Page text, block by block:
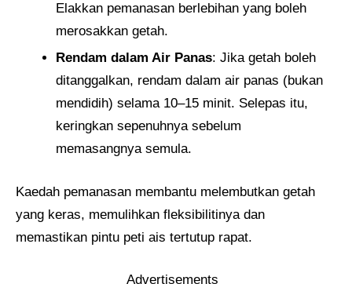
Elakkan pemanasan berlebihan yang boleh
merosakkan getah.
Rendam dalam Air Panas: Jika getah boleh
ditanggalkan, rendam dalam air panas (bukan
mendidih) selama 10–15 minit. Selepas itu,
keringkan sepenuhnya sebelum
memasangnya semula.
Kaedah pemanasan membantu melembutkan getah
yang keras, memulihkan fleksibilitinya dan
memastikan pintu peti ais tertutup rapat.
Advertisements